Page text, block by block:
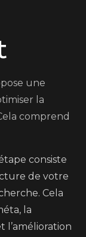
une
la
comprend
consiste
de votre
Cela
la